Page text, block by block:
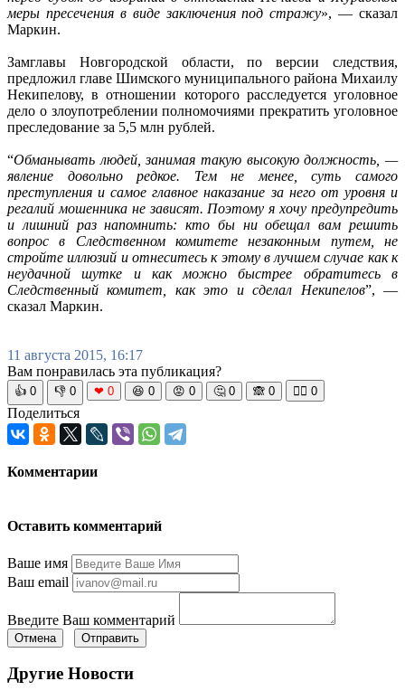
меры пресечения в виде заключения под стражу», — сказал
Маркин.
Замглавы Новгородской области, по версии следствия,
предложил главе Шимского муниципального района Михаилу
Некипелову, в отношении которого расследуется уголовное
дело о злоупотреблении полномочиями прекратить уголовное
преследование за 5,5 млн рублей.
“Обманывать людей, занимая такую высокую должность, —
явление довольно редкое. Тем не менее, суть самого
преступления и самое главное наказание за него от уровня и
регалий мошенника не зависят. Поэтому я хочу предупредить
и лишний раз напомнить: кто бы ни обещал вам решить
вопрос в Следственном комитете незаконным путем, не
стройте иллюзий и отнеситесь к этому в лучшем случае как к
неудачной шутке и как можно быстрее обратитесь в
Следственный комитет, как это и сделал Некипелов”, —
сказал Маркин.
11 августа 2015, 16:17
Вам понравилась эта публикация?
👍 0 👎 0 ❤ 0 😆 0 😡 0 🤔 0 🙈 0 🧘‍♀️ 0
Поделиться
Комментарии
Оставить комментарий
Ваше имя
Ваш email
Введите Ваш комментарий
Отмена Отправить
Другие Новости